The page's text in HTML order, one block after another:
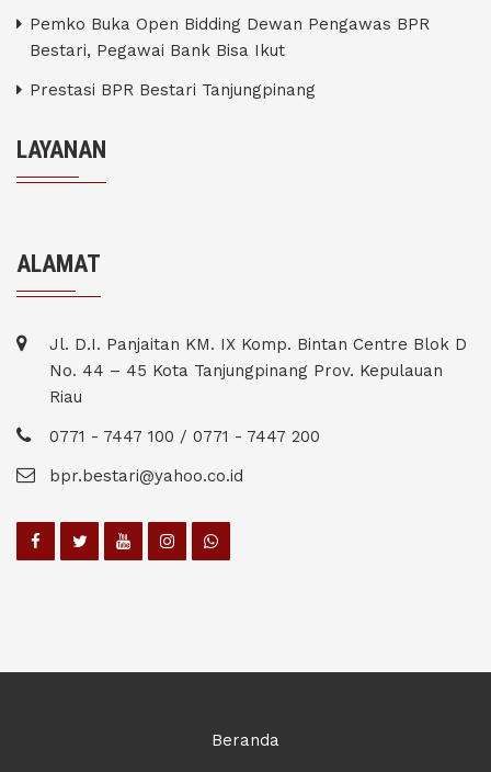
Pemko Buka Open Bidding Dewan Pengawas BPR
Bestari, Pegawai Bank Bisa Ikut
Prestasi BPR Bestari Tanjungpinang
LAYANAN
ALAMAT
Jl. D.I. Panjaitan KM. IX Komp. Bintan Centre Blok D
No. 44 – 45 Kota Tanjungpinang Prov. Kepulauan
Riau
0771 - 7447 100 / 0771 - 7447 200
bpr.bestari@yahoo.co.id
Beranda